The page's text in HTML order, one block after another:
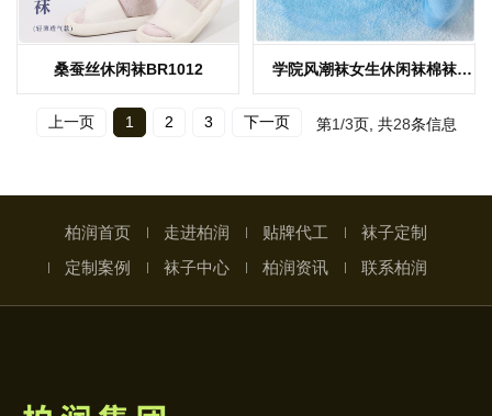
桑蚕丝休闲袜BR1012 学院风潮袜女生休闲袜棉袜
YW0932
上一页 1 2 3 下一页 第1/3页, 共28条信息
柏润首页 走进柏润 贴牌代工
袜子定制
定制案例
袜子中心 柏润资讯 联系柏润